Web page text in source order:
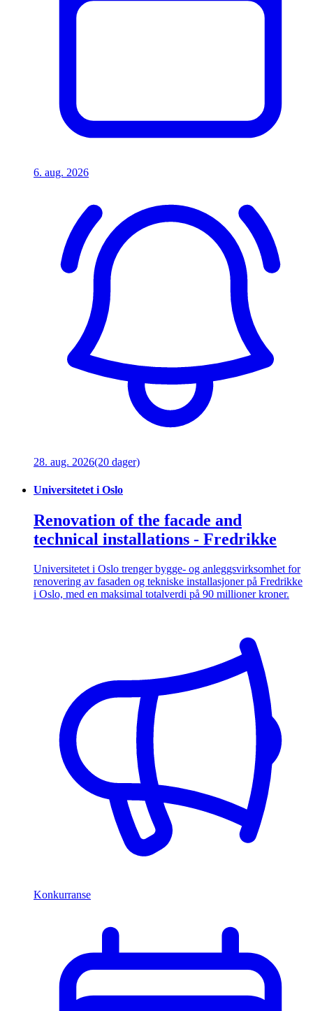
6. aug. 2026
28. aug. 2026(20 dager)
Universitetet i Oslo
Renovation of the facade and
technical installations - Fredrikke
Universitetet i Oslo trenger bygge- og anleggsvirksomhet for
renovering av fasaden og tekniske installasjoner på Fredrikke
i Oslo, med en maksimal totalverdi på 90 millioner kroner.
Konkurranse